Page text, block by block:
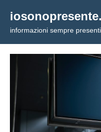
contenuto
informazioni sempre presenti